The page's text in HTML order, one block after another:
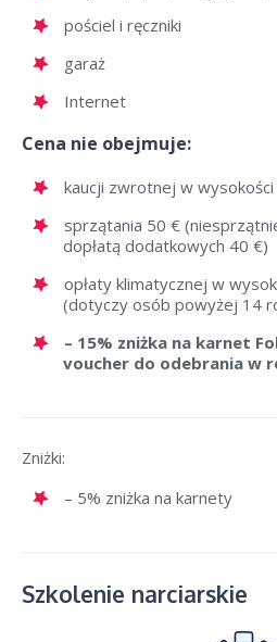
pościel i ręczniki
garaż
Internet
Cena nie obejmuje:
kaucji zwrotnej w
sprzątania 50 €
dopłatą dodatkowych 40 €)
opłaty klimatycznej w
(dotyczy osób powyżej 14
– 15% zniżka na karnet
voucher do odebrania w
Zniżki:
– 5% zniżka na karnety
Szkolenie narciarskie